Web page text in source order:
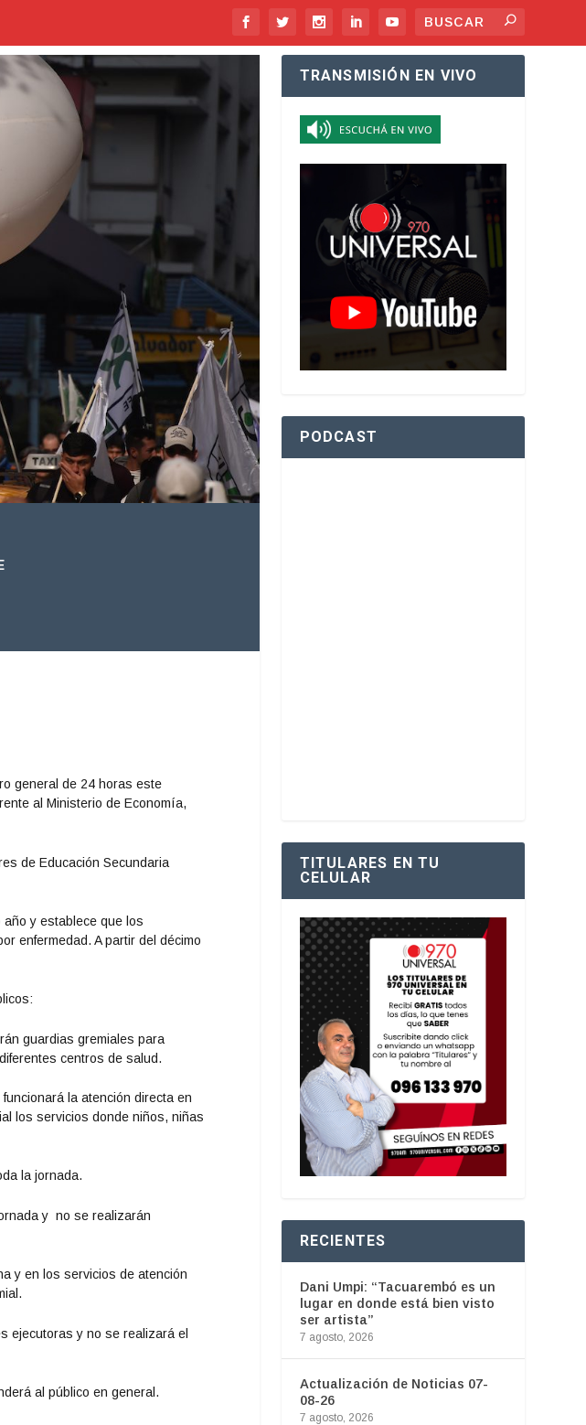
general de 24 horas este
al Ministerio de Economía,
de Educación Secundaria
y establece que los
enfermedad. A partir del décimo
guardias gremiales para
centros de salud.
la atención directa en
los servicios donde niños, niñas
la jornada.
y no se realizarán
y en los servicios de atención
ejecutoras y no se realizará el
al público en general.
TRANSMISIÓN EN VIVO
PODCAST
TITULARES EN TU
CELULAR
RECIENTES
Dani Umpi: “Tacuarembó es un
lugar en donde está bien visto
ser artista”
7 agosto, 2026
Actualización de Noticias 07-
08-26
7 agosto, 2026